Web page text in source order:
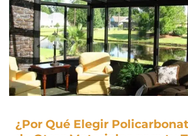
¿Por Qué Elegir